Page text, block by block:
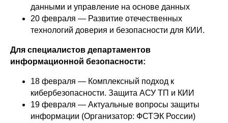
данными и управление на основе данных
20 февраля — Развитие отечественных
технологий доверия и безопасности для КИИ.
Для специалистов департаментов
информационной безопасности:
18 февраля — Комплексный подход к
кибербезопасности. Защита АСУ ТП и КИИ
19 февраля — Актуальные вопросы защиты
информации (Организатор: ФСТЭК России)